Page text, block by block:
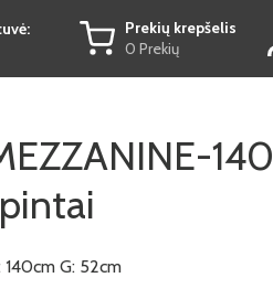
Prekių krepšelis
0 Prekių
140
140cm G: 52cm